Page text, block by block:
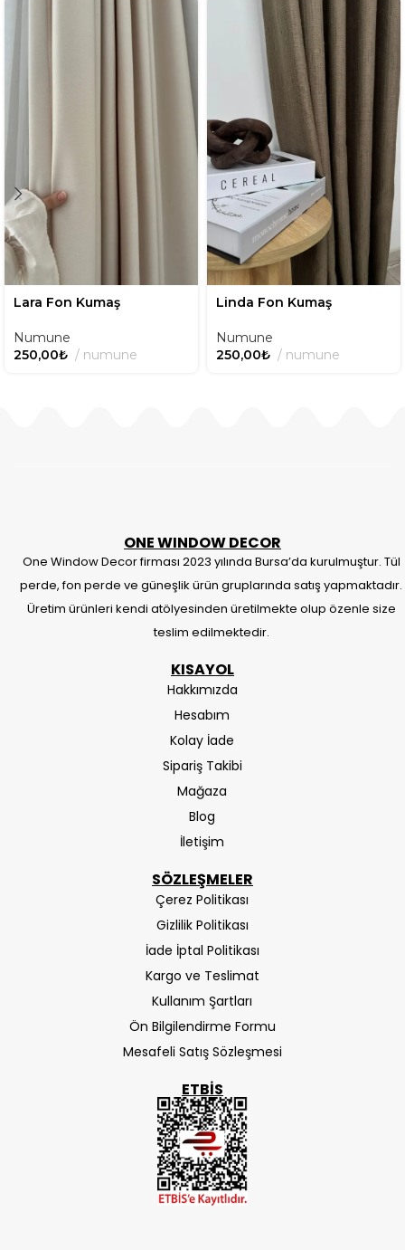
Lara Fon Kumaş
Numune
250,00₺ numune
Linda Fon Kumaş
Numune
250,00₺ numune
ONE WINDOW DECOR
One Window Decor firması 2023 yılında Bursa’da kurulmuştur. Tül
perde, fon perde ve güneşlik ürün gruplarında satış yapmaktadır.
Üretim ürünleri kendi atölyesinden üretilmekte olup özenle size
teslim edilmektedir.
KISAYOL
Hakkımızda
Hesabım
Kolay İade
Sipariş Takibi
Mağaza
Blog
İletişim
SÖZLEŞMELER
Çerez Politikası
Gizlilik Politikası
İade İptal Politikası
Kargo ve Teslimat
Kullanım Şartları
Ön Bilgilendirme Formu
Mesafeli Satış Sözleşmesi
ETBIS